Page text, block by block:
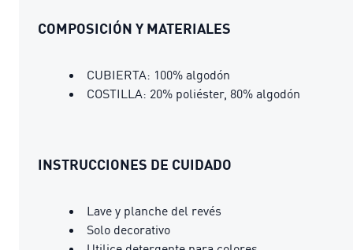
COMPOSICIÓN Y MATERIALES
CUBIERTA: 100% algodón
COSTILLA: 20% poliéster, 80% algodón
INSTRUCCIONES DE CUIDADO
Lave y planche del revés
Solo decorativo